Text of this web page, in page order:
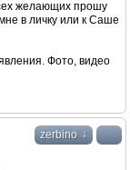
желающих прошу
в личку или к Саше
Фото, видео
zerbino ↓